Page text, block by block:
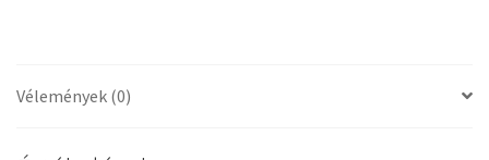
Vélemények (0)